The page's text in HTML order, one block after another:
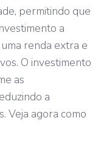
permitindo que
a
renda extra e
O investimento
as
a
Veja agora como